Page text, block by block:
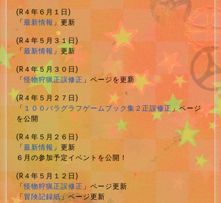
(R４年６月１日)
「最新情報」更新
(R４年５月３１日)
「最新情報」更新
(R４年５月３０日)
「怪物狩猟正誤修正」ページを更新
(R４年５月２７日)
「 １００パラグラフゲームブック集２正誤修正」ページ
を公開
(R４年５月２６日)
「最新情報」更新
６月の参加予定イベントを公開！
(R４年５月１２日)
「怪物狩猟正誤修正」ページ更新
「冒険記録紙」ページ更新